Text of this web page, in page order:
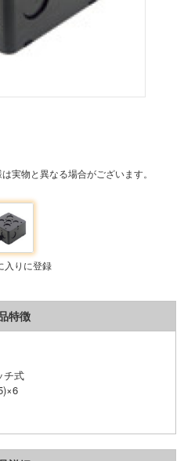
実物と異なる場合がございます。
入りに登録
特徴
チ式